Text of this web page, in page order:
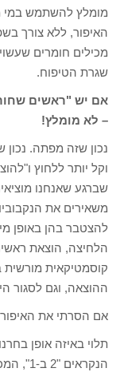
מומלץ להשתמש במי
האיפור, ללא צורך
מכילים חומרים
שגרת הטיפוח.
אם יש "ראשים
– לא מומלץ!
נכון שזה מפתה.
וקל יותר ללחוץ
שברגע שאנחנו
משאירים את
להצטבר בהן באופן
הלחיצה, הוצאת
קוסמטיקאית
ההוצאה, וגם לסגור
אם הסרתי את
תלוי באיזה אופן